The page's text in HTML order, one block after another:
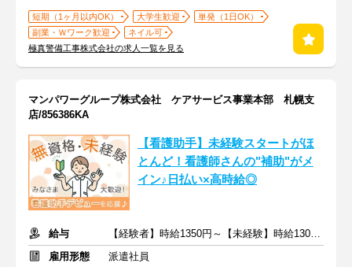
短期（1ヶ月以内OK） 大学生歓迎
単発（1日OK）
副業・Ｗワーク歓迎
ネイル可
極真警備工事株式会社の求人一覧を見る
マンパワーグループ株式会社 ケアサービス事業本部 札幌支
店/856386KA
【看護助手】未経験スタートがほ
とんど！看護師さんの"補助"がメ
イン♪日払い×高時給◎
給与
【経験者】時給1350円～【未経験】時給1300円～ ※交通費全額
雇用形態
派遣社員